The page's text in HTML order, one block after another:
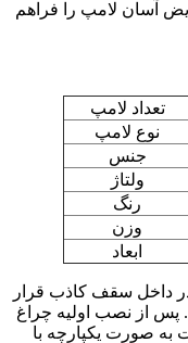
آسان لامپ را فراهم
تعداد لامپ
نوع لامپ
جنس
ولتاژ
رنگ
وزن
ابعاد
داخل سقف کاذب قرار
پس از نصب اولیه چراغ
به صورت یکپارچه با